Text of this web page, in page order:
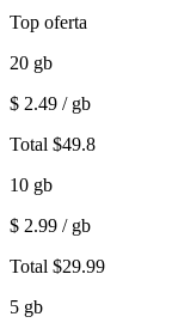
Top oferta
20 gb
$ 2.49 / gb
Total $49.8
10 gb
$ 2.99 / gb
Total $29.99
5 gb